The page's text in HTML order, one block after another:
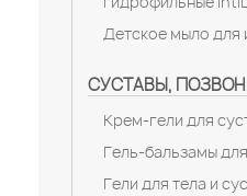
Детское мыло для
СУСТАВЫ,
Крем-гели для
Гель-бальзамы
Гели для тела и